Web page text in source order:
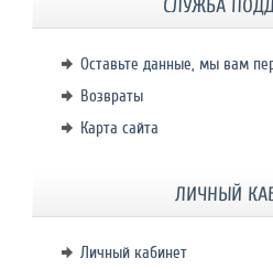
СЛУЖБА
Оставьте данные, мы вам
Возвраты
Карта сайта
ЛИЧНЫЙ
Личный кабинет